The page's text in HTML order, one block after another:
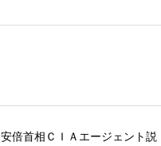
安倍首相ＣＩＡエージェント説